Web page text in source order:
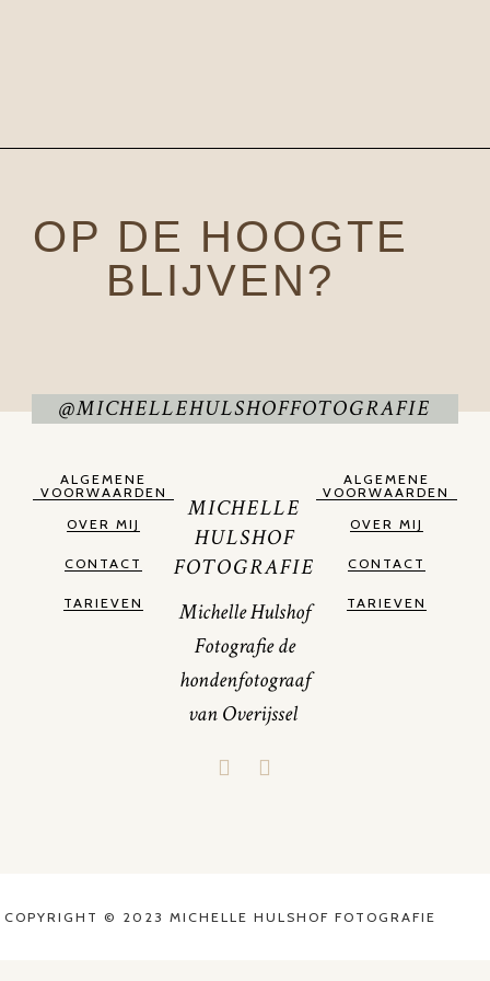
OP DE HOOGTE
BLIJVEN?
@MICHELLEHULSHOFFOTOGRAFIE
ALGEMENE
VOORWAARDEN
OVER MIJ
CONTACT
TARIEVEN
MICHELLE
HULSHOF
FOTOGRAFIE
Michelle Hulshof
Fotografie de
hondenfotograaf
van Overijssel
ALGEMENE
VOORWAARDEN
OVER MIJ
CONTACT
TARIEVEN
COPYRIGHT © 2023 MICHELLE HULSHOF FOTOGRAFIE